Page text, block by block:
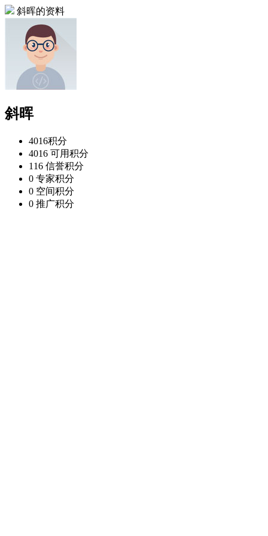
斜晖的资料
斜晖
4016积分
4016 可用积分
116 信誉积分
0 专家积分
0 空间积分
0 推广积分